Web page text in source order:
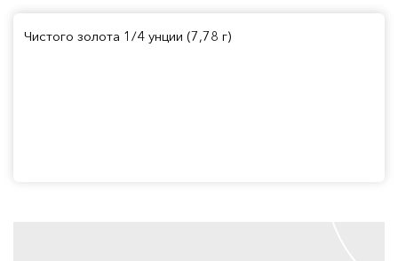
Чистого золота 1/4 унции (7,78 г)